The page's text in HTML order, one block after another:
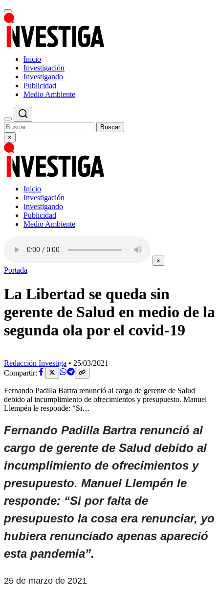
Inicio
Investigación
Investigando
Publicidad
Medio Ambiente
Buscar
×
Inicio
Investigación
Investigando
Publicidad
Medio Ambiente
×
Portada
La Libertad se queda sin
gerente de Salud en medio de la
segunda ola por el covid-19
Redacción Investiga • 25/03/2021
Compartir:
Fernando Padilla Bartra renunció al cargo de gerente de Salud
debido al incumplimiento de ofrecimientos y presupuesto. Manuel
Llempén le responde: “Si…
Fernando Padilla Bartra renunció al
cargo de gerente de Salud debido al
incumplimiento de ofrecimientos y
presupuesto. Manuel Llempén le
responde: “Si por falta de
presupuesto la cosa era renunciar, yo
hubiera renunciado apenas apareció
esta pandemia”.
25 de marzo de 2021